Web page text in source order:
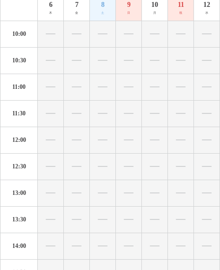
6
木
7
金
8
土
9
日
10
月
11
祝
12
水
10:00
10:30
11:00
11:30
12:00
12:30
13:00
13:30
14:00